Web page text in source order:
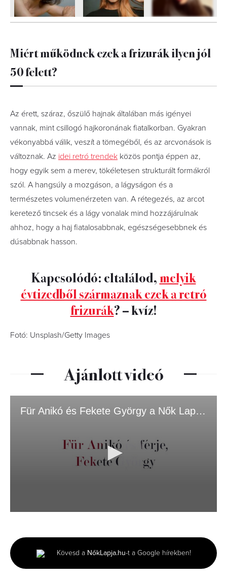
Miért működnek ezek a frizurák ilyen jól
50 felett?
Az érett, száraz, őszülő hajnak általában más igényei
vannak, mint csillogó hajkoronának fiatalkorban. Gyakran
vékonyabbá válik, veszít a tömegéből, és az arcvonások is
változnak. Az idei retró trendek közös pontja éppen az,
hogy egyik sem a merev, tökéletesen strukturált formákról
szól. A hangsúly a mozgáson, a lágyságon és a
természetes volumenérzeten van. A rétegezés, az arcot
keretező tincsek és a lágy vonalak mind hozzájárulnak
ahhoz, hogy a haj fiatalosabbnak, egészségesebbnek és
dúsabbnak hasson.
Kapcsolódó: eltalálod,melyik
évtizedből származnak ezek a retró
frizurák? – kvíz!
Fotó: Unsplash/Getty Images
Ajánlott videó
Für Anikó és Fekete György a Nők Lapja címlapján
minutes,
25
seconds
Kövesd a NőkLapja.hu-t a Google hírekben!